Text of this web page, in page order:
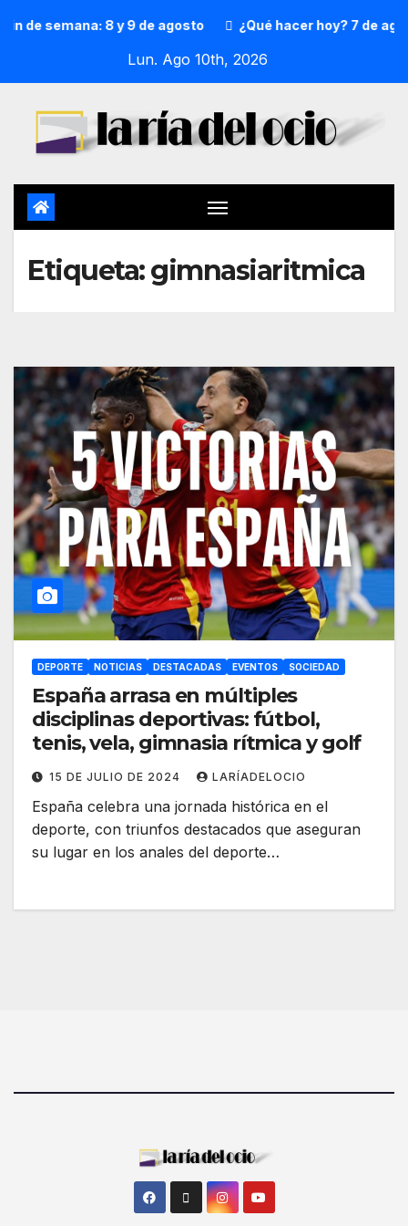
de semana: 8 y 9 de agosto ¿Qué hacer hoy? 7 de
Lun. Ago 10th, 2026
Etiqueta:gimnasiaritmica
DEPORTE NOTICIAS DESTACADAS EVENTOS SOCIEDAD
España arrasa en múltiples
disciplinas deportivas: fútbol,
tenis, vela, gimnasia rítmica y golf
15 DE JULIO DE 2024 LARÍADELOCIO
España celebra una jornada histórica en el
deporte, con triunfos destacados que aseguran
su lugar en los anales del deporte…